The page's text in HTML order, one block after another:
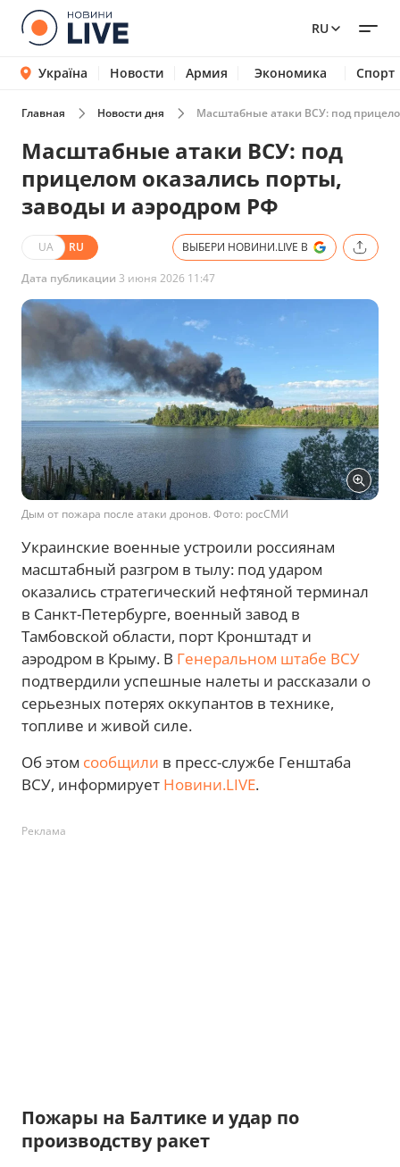
RU
Україна Новости Армия Экономика Спорт
Главная Новости дня Масштабные атаки ВСУ: под
Масштабные атаки ВСУ: под
прицелом оказались порты,
заводы и аэродром РФ
UA RU ВЫБЕРИ НОВИНИ.LIVE В
Дата публикации 3 июня 2026 11:47
Дым от пожара после атаки дронов. Фото: росСМИ
Украинские военные устроили россиянам
масштабный разгром в тылу: под ударом
оказались стратегический нефтяной терминал
в Санкт-Петербурге, военный завод в
Тамбовской области, порт Кронштадт и
аэродром в Крыму. В Генеральном штабе ВСУ
подтвердили успешные налеты и рассказали о
серьезных потерях оккупантов в технике,
топливе и живой силе.
Об этом сообщили в пресс-службе Генштаба
ВСУ, информирует Новини.LIVE.
Реклама
Пожары на Балтике и удар по
производству ракет